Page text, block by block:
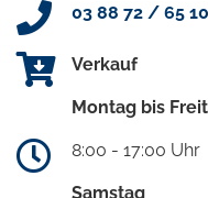
03 88 72 / 65 10
Verkauf
Montag bis
8:00 - 17:00 Uhr
Samstag